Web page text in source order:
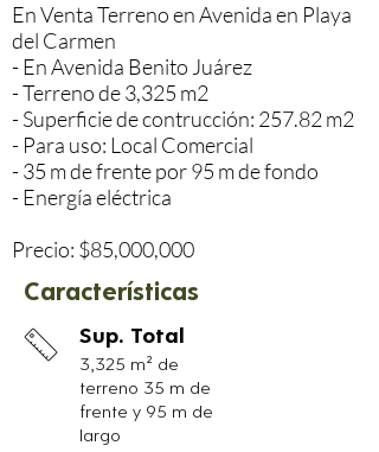
En Venta Terreno en Avenida en Playa
del Carmen
- En Avenida Benito Juárez
- Terreno de 3,325 m2
- Superficie de contrucción: 257.82 m2
- Para uso: Local Comercial
- 35 m de frente por 95 m de fondo
- Energía eléctrica
Precio: $85,000,000
Características
Sup. Total
3,325 m² de
terreno 35 m de
frente y 95 m de
largo